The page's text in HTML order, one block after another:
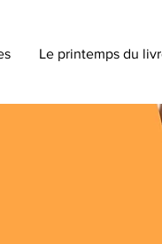
Le printemps du